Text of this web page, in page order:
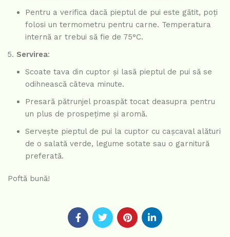
Pentru a verifica dacă pieptul de pui este gătit, poți
folosi un termometru pentru carne. Temperatura
internă ar trebui să fie de 75°C.
Servirea:
Scoate tava din cuptor și lasă pieptul de pui să se
odihnească câteva minute.
Presară pătrunjel proaspăt tocat deasupra pentru
un plus de prospețime și aromă.
Servește pieptul de pui la cuptor cu cașcaval alături
de o salată verde, legume sotate sau o garnitură
preferată.
Poftă bună!